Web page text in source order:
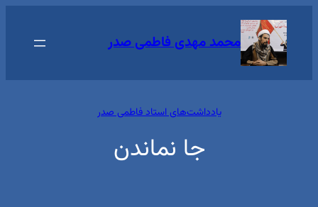
محتوا
محمد مهدی فاطمی صدر
یادداشت‌های استاد فاطمی صدر
جا نماندن